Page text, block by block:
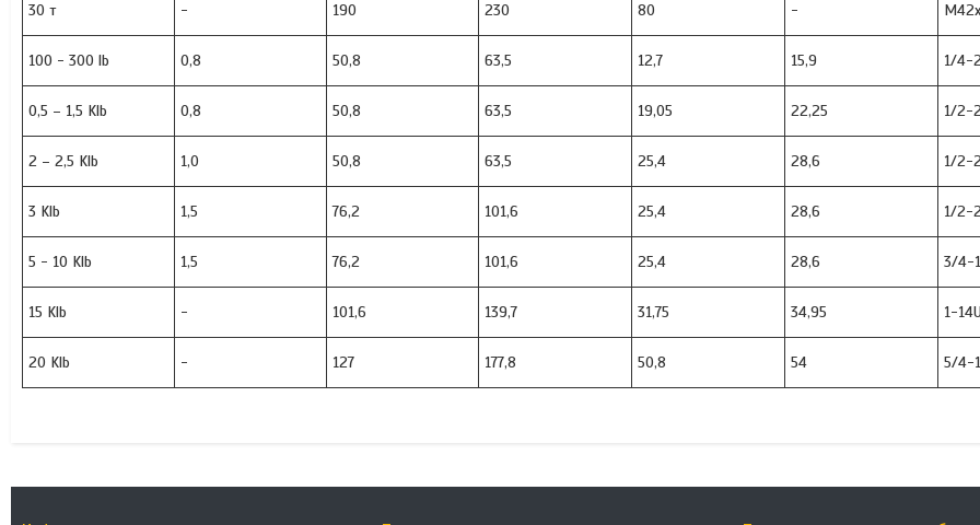
30 т - 190 230 80 -
100 - 300 lb 0,8 50,8 63,5 12,7 15,9 1/4-
0,5 – 1,5 Klb 0,8 50,8 63,5 19,05 22,25 1/2-
2 – 2,5 Klb 1,0 50,8 63,5 25,4 28,6 1/2-
3 Klb 1,5 76,2 101,6 25,4 28,6 1/2-
5 - 10 Klb 1,5 76,2 101,6 25,4 28,6 3/4-
15 Klb - 101,6 139,7 31,75 34,95 1-
20 Klb - 127 177,8 50,8 54 5/4-